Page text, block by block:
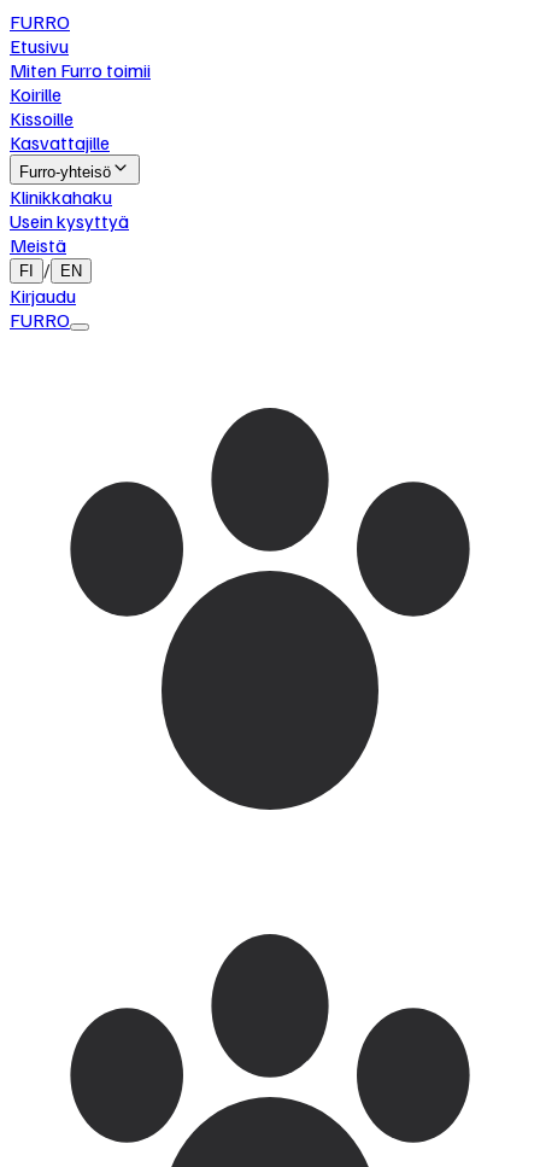
FURRO
Etusivu
Miten Furro toimii
Koirille
Kissoille
Kasvattajille
Furro-yhteisö
Klinikkahaku
Usein kysyttyä
Meistä
FI / EN
Kirjaudu
FURRO